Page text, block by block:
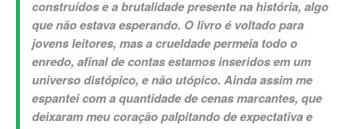
construídos e a brutalidade presente na história, algo
que não estava esperando. O livro é voltado para
jovens leitores, mas a crueldade permeia todo o
enredo, afinal de contas estamos inseridos em um
universo distópico, e não utópico. Ainda assim me
espantei com a quantidade de cenas marcantes, que
deixaram meu coração palpitando de expectativa e